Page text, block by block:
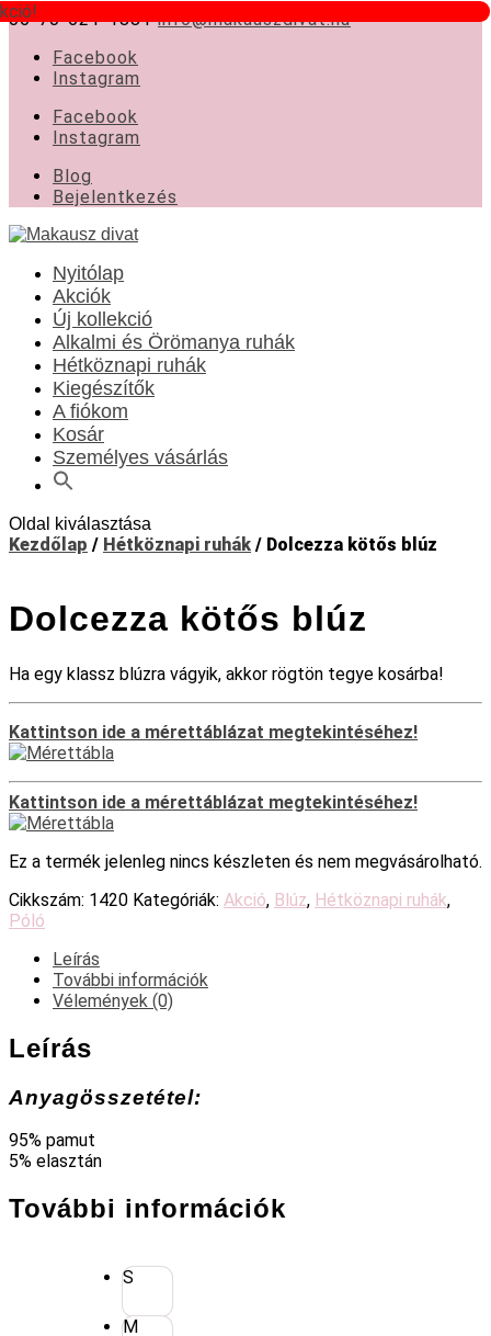
06-70-621-1881 info@makauszdivat.hu
Facebook
Instagram
Facebook
Instagram
Blog
Bejelentkezés
Nyitólap
Akciók
Új kollekció
Alkalmi és Örömanya ruhák
Hétköznapi ruhák
Kiegészítők
A fiókom
Kosár
Személyes vásárlás
Oldal kiválasztása
Kezdőlap / Hétköznapi ruhák / Dolcezza kötős blúz
Dolcezza kötős blúz
Ha egy klassz blúzra vágyik, akkor rögtön tegye kosárba!
Kattintson ide a mérettáblázat megtekintéséhez!
Kattintson ide a mérettáblázat megtekintéséhez!
Ez a termék jelenleg nincs készleten és nem megvásárolható.
Cikkszám: 1420 Kategóriák: Akció, Blúz, Hétköznapi ruhák,
Póló
Leírás
További információk
Vélemények (0)
Leírás
Anyagösszetétel:
95% pamut
5% elasztán
További információk
S
M